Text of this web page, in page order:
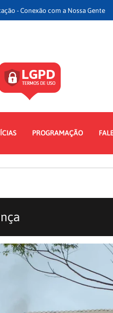
- Conexão com a Nossa Gente
PROGRAMAÇÃO